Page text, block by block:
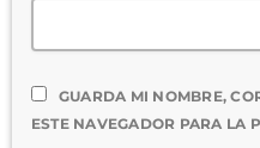
GUARDA MI NOMBRE,
ESTE NAVEGADOR PARA LA